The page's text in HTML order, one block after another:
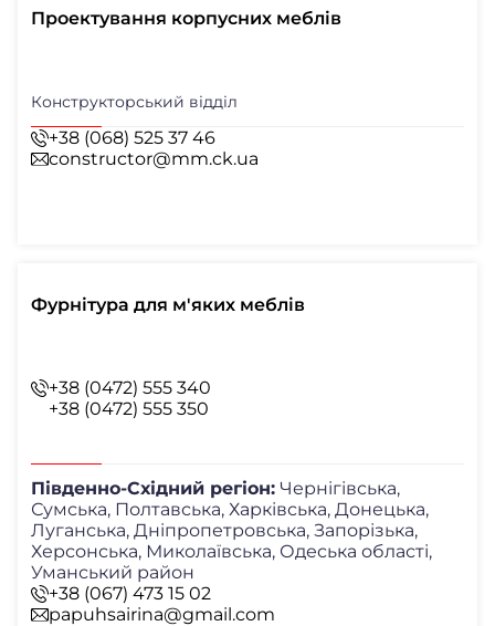
Проектування корпусних меблів
Конструкторський відділ
+38 (068) 525 37 46
constructor@mm.ck.ua
Фурнітура для м'яких меблів
+38 (0472) 555 340
+38 (0472) 555 350
Південно-Східний регіон: Чернігівська,
Сумська, Полтавська, Харківська, Донецька,
Луганська, Дніпропетровська, Запорізька,
Херсонська, Миколаївська, Одеська області,
Уманський район
+38 (067) 473 15 02
papuhsairina@gmail.com